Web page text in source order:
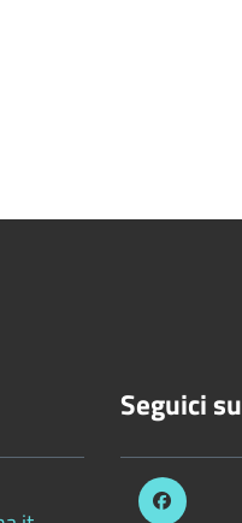
Seguici su